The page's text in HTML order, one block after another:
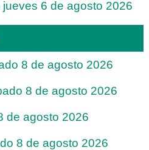
6 de agosto 2026
8 de agosto 2026
8 de agosto 2026
de agosto 2026
8 de agosto 2026